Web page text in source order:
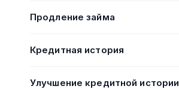
Продление займа
Кредитная история
Улучшение кредитной истории